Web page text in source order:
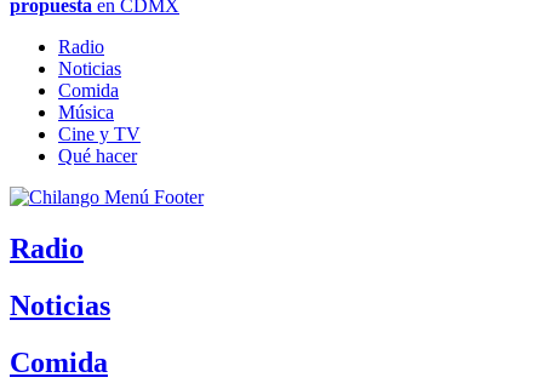
propuesta en CDMX
Radio
Noticias
Comida
Música
Cine y TV
Qué hacer
Radio
Noticias
Comida